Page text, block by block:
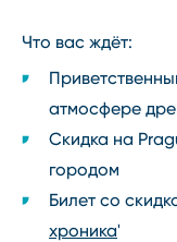
Что вас ждёт:
атмосфере
Скидка на
городом
Билет со
хроника'